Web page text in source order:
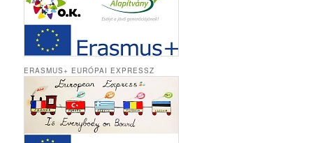
ERASMUS+ EURÓPAI EXPRESSZ